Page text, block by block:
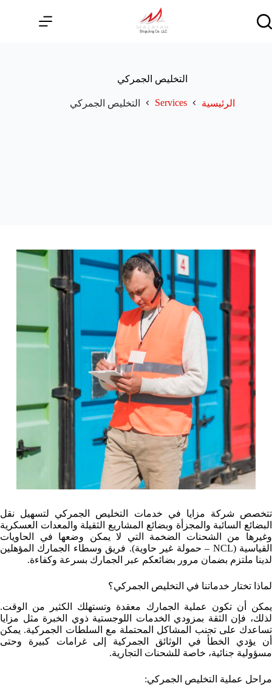
إلى
المحتوى
التخليص الجمركي
الرئيسية Services التخليص الجمركي
تتخصص شركة مزايا في خدمات التخليص الجمركي لتسهيل نقل
البضائع السائبة والمجزأة وبضائع المشاريع الثقيلة والمعدات العسكرية
وغيرها من الشحنات الضخمة التي لا يمكن وضعها في الحاويات
القياسية (NCL – حمولة غير حاوية). فريق وسطاء الجمارك المؤهلين
لدينا ملتزم بضمان مرور بضائعكم عبر الجمارك بسرعة وكفاءة.
لماذا تختار خدماتنا في التخليص الجمركي؟
يمكن أن تكون عملية الجمارك معقدة وتستهلك الكثير من الوقت.
لذلك، فإن الثقة بمزودي الخدمات اللوجستية ذوي الخبرة مثل مزايا
تساعدك على تجنب المشاكل المحتملة مع السلطات الجمركية. يمكن
أن يؤدي الخطأ في الوثائق الجمركية إلى غرامات كبيرة وحتى
مسؤولية جنائية، خاصة للشحنات التجارية.
مراحل عملية التخليص الجمركي: